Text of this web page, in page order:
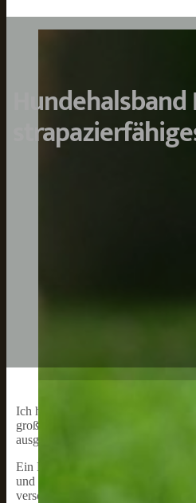
Ich habe seit vielen Jahren Hunde
großartige Option, da es
ausgewählt werden können.
Ein Hundehalsband aus Nylon ist
und trocknet schnell, was
verschiedenen Farben und